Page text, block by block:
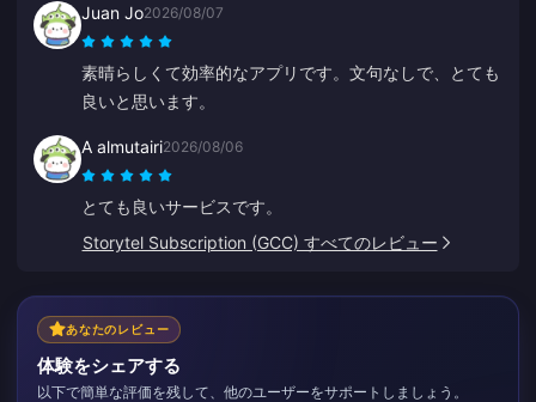
Juan Jo2026/08/07
素晴らしくて効率的なアプリです。文句なしで、とても
良いと思います。
A almutairi2026/08/06
とても良いサービスです。
Storytel Subscription (GCC) すべてのレビュー
あなたのレビュー
体験をシェアする
以下で簡単な評価を残して、他のユーザーをサポートしましょう。